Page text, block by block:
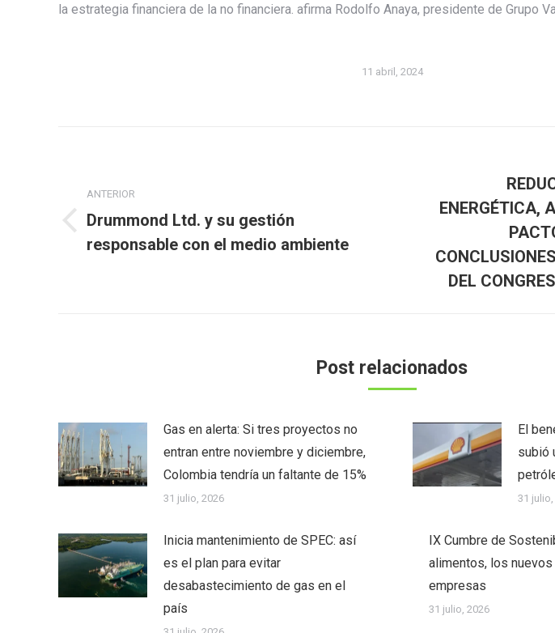
la estrategia financiera de la no financiera. afirma Rodolfo Anaya, presidente de Grupo
11 abril, 2024
publicaciones
ANTERIOR
Publicación
anterior:
Drummond Ltd. y su gestión
responsable con el medio ambiente
siguiente:
ENERGÉTICA,
DEL
Post relacionados
Gas en alerta: Si tres proyectos no
entran entre noviembre y diciembre,
Colombia tendría un faltante de 15%
31 julio, 2026
El
subió
31 julio,
Inicia mantenimiento de SPEC: así
es el plan para evitar
desabastecimiento de gas en el
país
IX Cumbre de
alimentos, los
empresas
31 julio, 2026